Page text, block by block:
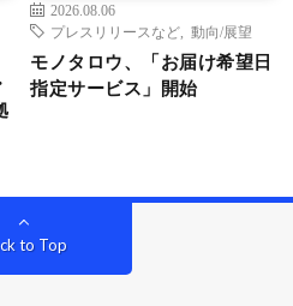
2026.08.06
プレスリリースなど
動向/展望
モノタロウ、「お届け希望日
指定サービス」開始
to Top